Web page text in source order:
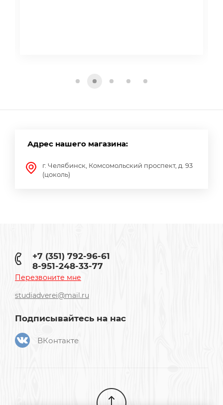
Адрес нашего магазина:
г. Челябинск, Комсомольский проспект, д. 93
(цоколь)
+7 (351) 792-96-61
8-951-248-33-77
Перезвоните мне
studiadverei@mail.ru
Подписывайтесь на нас
ВКонтакте